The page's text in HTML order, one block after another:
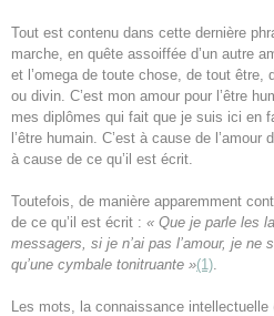
Tout est contenu dans cette dernière
marche, en quête assoiffée d’un autre
et l’omega de toute chose, de tout être,
ou divin. C’est mon amour pour l’être
mes diplômes qui fait que je suis ici en
l’être humain. C’est à cause de l’amour
à cause de ce qu’il est écrit.
Toutefois, de manière apparemment
de ce qu’il est écrit : « Que je parle les
messagers, si je n’ai pas l’amour, je ne
qu’une cymbale tonitruante »(1)
Les mots, la connaissance